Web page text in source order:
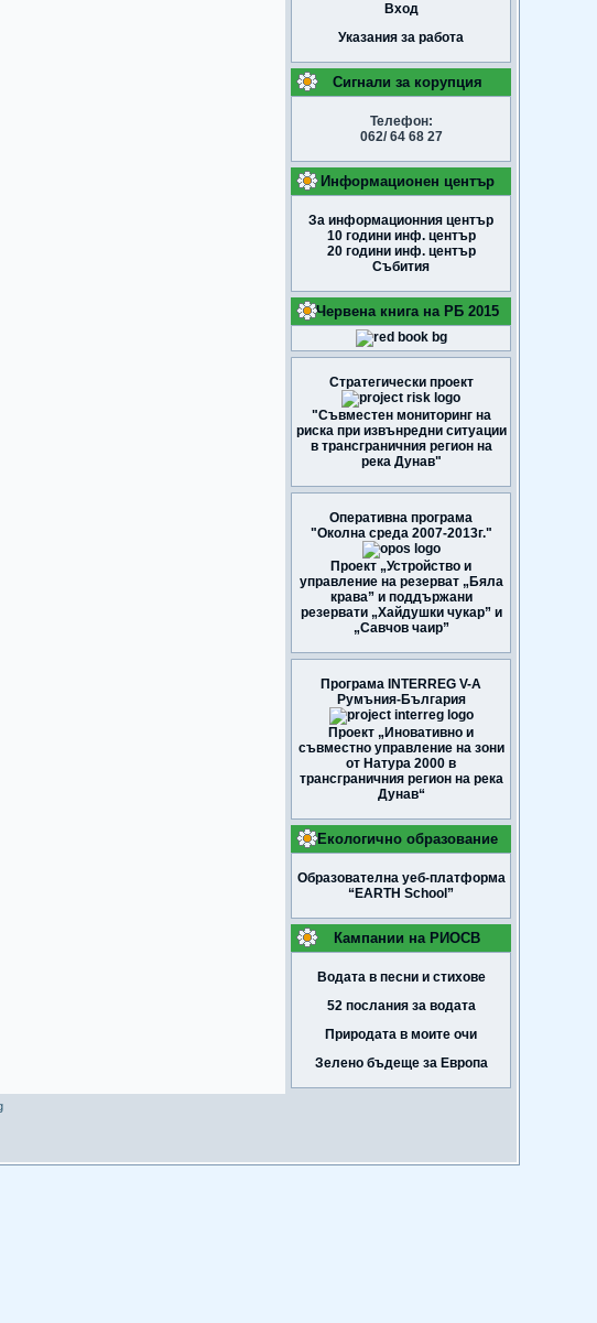
Вход
Указания за работа
Сигнали за корупция
Телефон:
062/ 64 68 27
Информационен център
За информационния център
10 години инф. център
20 години инф. център
Събития
Червена книга на РБ 2015
Стратегически проект
"Съвместен мониторинг на
риска при извънредни ситуации
в трансграничния регион на
река Дунав"
Оперативна програма
"Околна среда 2007-2013г."
Проект „Устройство и
управление на резерват „Бяла
крава” и поддържани
резервати „Хайдушки чукар” и
„Савчов чаир”
Програма INTERREG V-A
Румъния-България
Проект „Иновативно и
съвместно управление на зони
от Натура 2000 в
трансграничния регион на река
Дунав“
Екологично образование
Образователна уеб-платформа
“EARTH School”
Кампании на РИОСВ
Водата в песни и стихове
52 послания за водата
Природата в моите очи
Зелено бъдеще за Европа